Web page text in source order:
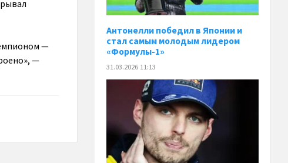
—
—
Антонелли победил в Японии и
стал самым молодым лидером
«Формулы-1»
31.03.2026 11:13